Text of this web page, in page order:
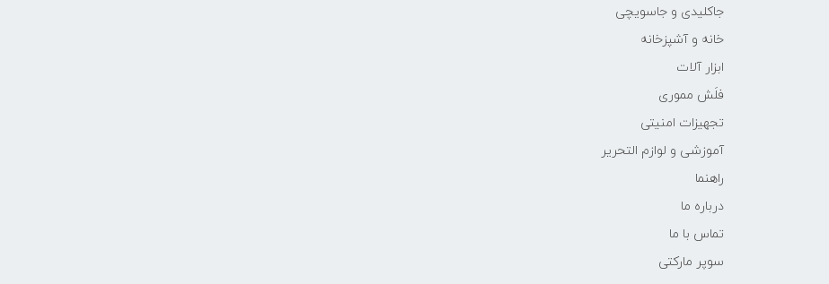
جاکلیدی و جاسویچی
خانه و آشپزخانه
ابزار آلات
فلَش مموری
تجهیزات امنیتی
آموزشی و لوازم التحریر
راهنما
درباره ما
تماس با ما
سوپر مارکتی